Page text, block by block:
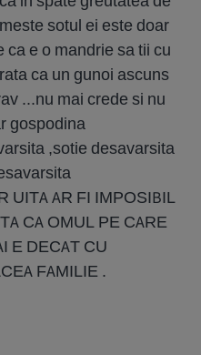
sotul ei este doar
e o mandrie sa tii cu
ca un gunoi ascuns
...nu mai crede si nu
gospodina
,sotie desavarsita
UITA AR FI IMPOSIBIL
CA OMUL PE CARE
E DECAT CU
FAMILIE .